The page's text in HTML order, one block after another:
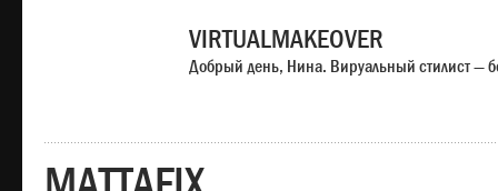
VIRTUALMAKEOVER
Добрый день, Нина. Вируальный стилист —